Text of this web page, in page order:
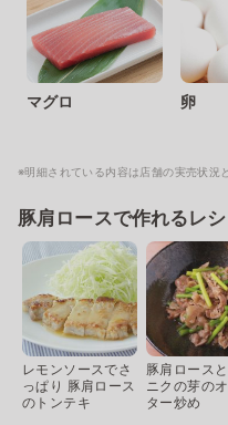
マグロ 卵
※明細されている内容は店舗の実売状況
豚肩ロースで作れるレ
レモンソースでさ
っぱり 豚肩ロース
のトンテキ
豚肩ロース
ニクの芽の
ター炒め